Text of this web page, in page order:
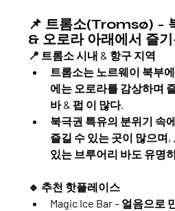
📌 트롬소(Tromsø) -
& 오로라 아래에서 즐
📍 트롬소 시내 & 항구 지역
트롬소는 노르웨이 북부
에는 오로라를 감상하며
바 & 펍 이 많다.
북극권 특유의 분위기 속
즐길 수 있는 곳이 많으며
있는 브루어리 바도 유명
🔹 추천 핫플레이스
Magic Ice Bar – 얼음으로